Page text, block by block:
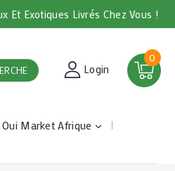
Et Exotiques Livrés Chez Vous !
Login
0
Oui Market Afrique